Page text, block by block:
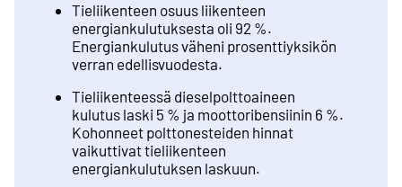
Tieliikenteen osuus liikenteen
energiankulutuksesta oli 92 %.
Energiankulutus väheni prosenttiyksikön
verran edellisvuodesta.
Tieliikenteessä dieselpolttoaineen
kulutus laski 5 % ja moottoribensiinin 6 %.
Kohonneet polttonesteiden hinnat
vaikuttivat tieliikenteen
energiankulutuksen laskuun.